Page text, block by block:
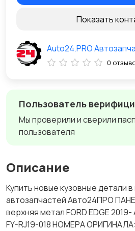
Пользователь
Мы проверили и сверили
пользователя
Описание
Купить новые кузовные детали
автозапчастей Авто24ПРО
верхняя метал FORD EDGE
FY-RJ19-018 НОМЕРА ОРИГИНАЛА:
Показать
Auto24.PRO
0